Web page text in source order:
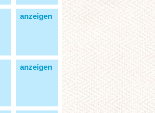
anzeigen
anzeigen